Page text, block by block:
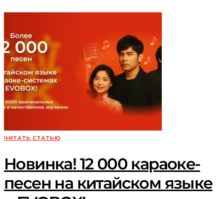
ЧИТАТЬ СТАТЬЮ
Новинка! 12 000 караоке-
песен на китайском языке